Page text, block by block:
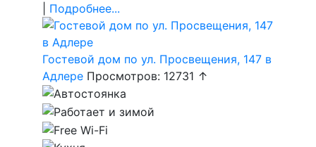
Подробнее...
Гостевой дом по ул. Просвещения, 147 в
Адлере Просмотров: 12731 ↑